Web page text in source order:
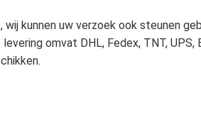
kunnen uw verzoek ook steunen
omvat DHL, Fedex, TNT, UPS,